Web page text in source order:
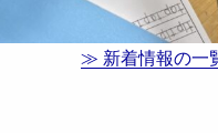
≫ 新着情報の一